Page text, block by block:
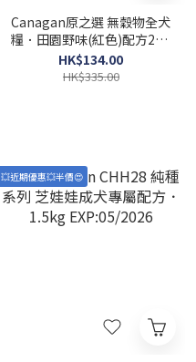
Canagan原之選 無穀物全犬
糧．田園野味(紅色)配方2kg
EXP:03/2026
HK$134.00
HK$335.00
💥近期優惠💥半價😍